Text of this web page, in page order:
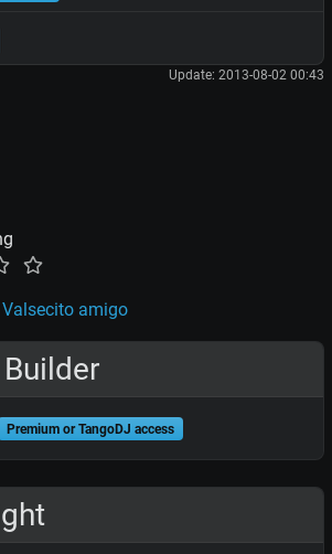
Update: 2013-08-02 00:43
Valsecito amigo
Premium or TangoDJ access